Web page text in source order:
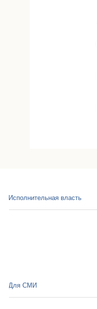
Исполнительная власть
Для СМИ